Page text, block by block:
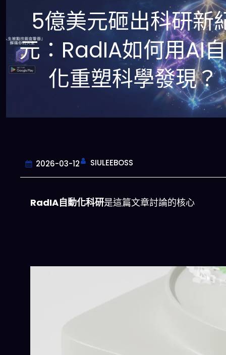
5億美元砸出科研新
元：RadIA如何用AI
化重塑科學發現？
2026-03-12 SIULEEBOSS
RadIA自動化科研是這篇文章討論的核心